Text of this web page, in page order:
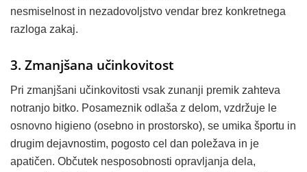
nesmiselnost in nezadovoljstvo vendar brez konkretnega
razloga zakaj.
3. Zmanjšana učinkovitost
Pri zmanjšani učinkovitosti vsak zunanji premik zahteva
notranjo bitko. Posameznik odlaša z delom, vzdržuje le
osnovno higieno (osebno in prostorsko), se umika športu in
drugim dejavnostim, pogosto cel dan poležava in je
apatičen. Občutek nesposobnosti opravljanja dela,